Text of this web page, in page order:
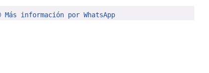
Más información por WhatsApp